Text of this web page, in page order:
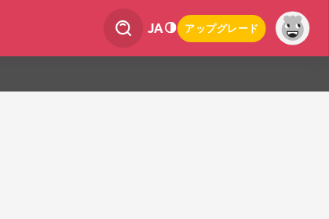
JA アップグレード